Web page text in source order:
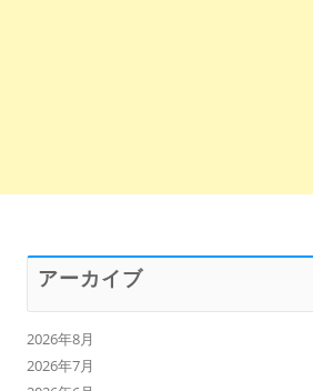
アーカイブ
2026年8月
2026年7月